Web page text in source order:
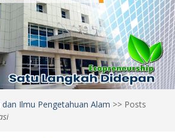
Ilmu Pengetahuan Alam >> Posts